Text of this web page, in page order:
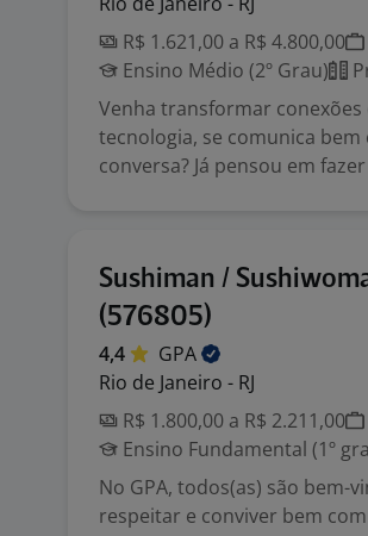
R$ 1.621,00 a R$ 4.800,00
Ensino Médio (2º Grau)
Venha transformar
tecnologia, se comunica
conversa? Já pensou em
Sushiman /
(576805)
4,4
GPA
Rio de Janeiro - RJ
R$ 1.800,00 a R$ 2.211,00
Ensino Fundamental (1º
No GPA, todos(as) são bem-
respeitar e conviver bem